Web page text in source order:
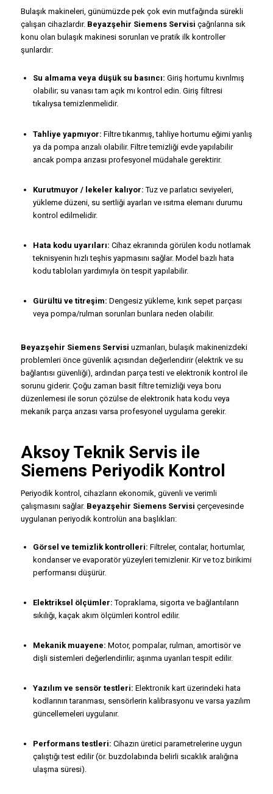
Bulaşık makineleri, günümüzde pek çok evin mutfağında sürekli
çalışan cihazlardır. Beyazşehir Siemens Servisi çağrılarına sık
konu olan bulaşık makinesi sorunları ve pratik ilk kontroller
şunlardır:
Su almama veya düşük su basıncı: Giriş hortumu kıvrılmış
olabilir; su vanası tam açık mı kontrol edin. Giriş filtresi
tıkalıysa temizlenmelidir.
Tahliye yapmıyor: Filtre tıkanmış, tahliye hortumu eğimi yanlış
ya da pompa arızalı olabilir. Filtre temizliği evde yapılabilir
ancak pompa arızası profesyonel müdahale gerektirir.
Kurutmuyor / lekeler kalıyor: Tuz ve parlatıcı seviyeleri,
yükleme düzeni, su sertliği ayarları ve ısıtma elemanı durumu
kontrol edilmelidir.
Hata kodu uyarıları: Cihaz ekranında görülen kodu notlamak
teknisyenin hızlı teşhis yapmasını sağlar. Model bazlı hata
kodu tabloları yardımıyla ön tespit yapılabilir.
Gürültü ve titreşim: Dengesiz yükleme, kırık sepet parçası
veya pompa/rulman sorunları bunlara neden olabilir.
Beyazşehir Siemens Servisi uzmanları, bulaşık makinenizdeki
problemleri önce güvenlik açısından değerlendirir (elektrik ve su
bağlantısı güvenliği), ardından parça testi ve elektronik kontrol ile
sorunu giderir. Çoğu zaman basit filtre temizliği veya boru
düzenlemesi ile sorun çözülse de elektronik hata kodu veya
mekanik parça arızası varsa profesyonel uygulama gerekir.
Aksoy Teknik Servis ile
Siemens Periyodik Kontrol
Periyodik kontrol, cihazların ekonomik, güvenli ve verimli
çalışmasını sağlar. Beyazşehir Siemens Servisi çerçevesinde
uygulanan periyodik kontrolün ana başlıkları:
Görsel ve temizlik kontrolleri: Filtreler, contalar, hortumlar,
kondanser ve evaporatör yüzeyleri temizlenir. Kir ve toz birikimi
performansı düşürür.
Elektriksel ölçümler: Topraklama, sigorta ve bağlantıların
sıkılığı, kaçak akım ölçümleri kontrol edilir.
Mekanik muayene: Motor, pompalar, rulman, amortisör ve
dişli sistemleri değerlendirilir; aşınma uyarıları tespit edilir.
Yazılım ve sensör testleri: Elektronik kart üzerindeki hata
kodlarının taranması, sensörlerin kalibrasyonu ve varsa yazılım
güncellemeleri uygulanır.
Performans testleri: Cihazın üretici parametrelerine uygun
çalıştığı test edilir (ör. buzdolabında belirli sıcaklık aralığına
ulaşma süresi).